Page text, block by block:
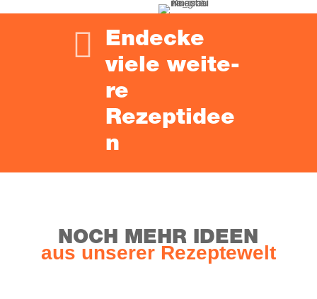

Ende­cke
vie­le wei­te­
re
Rezeptidee
n
NOCH MEHR IDEEN
aus unse­rer Rezeptewelt